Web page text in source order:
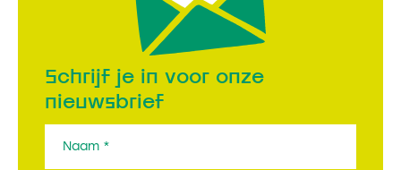
Schrijf je in voor onze
nieuwsbrief